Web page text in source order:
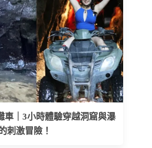
車｜3小時體驗穿越洞窟與瀑
刺激冒險！